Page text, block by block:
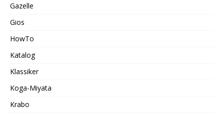
Gazelle
Gios
HowTo
Katalog
Klassiker
Koga-Miyata
Krabo